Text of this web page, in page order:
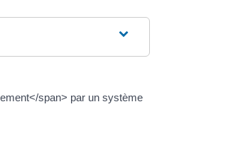
span> par un système